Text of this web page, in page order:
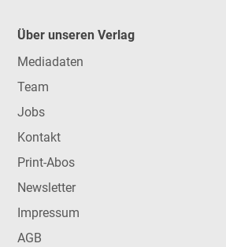
Über unseren Verlag
Mediadaten
Team
Jobs
Kontakt
Print-Abos
Newsletter
Impressum
AGB